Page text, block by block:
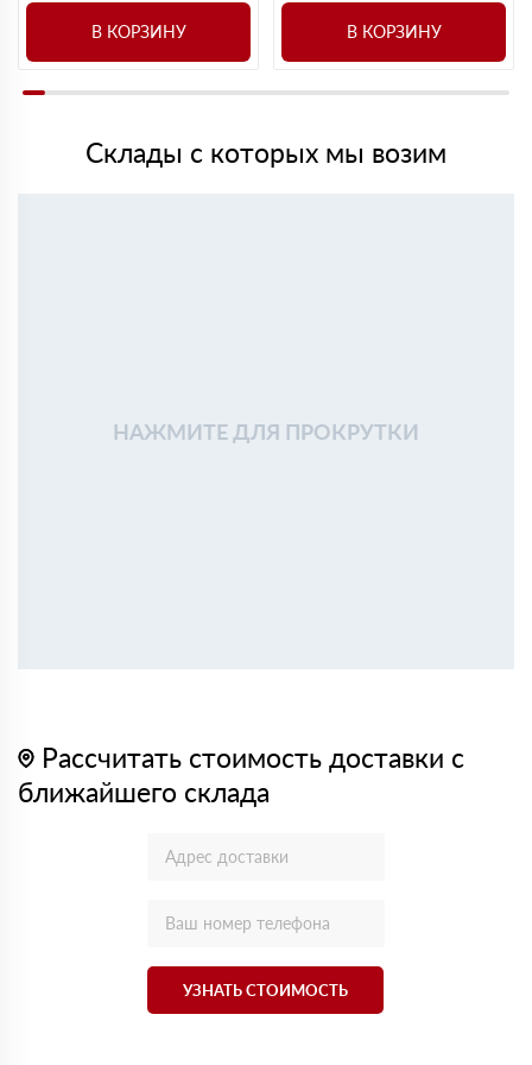
В КОРЗИНУ В КОРЗИНУ
Склады с которых мы возим
НАЖМИТЕ ДЛЯ ПРОКРУТКИ
Рассчитать стоимость доставки с
ближайшего склада
УЗНАТЬ СТОИМОСТЬ